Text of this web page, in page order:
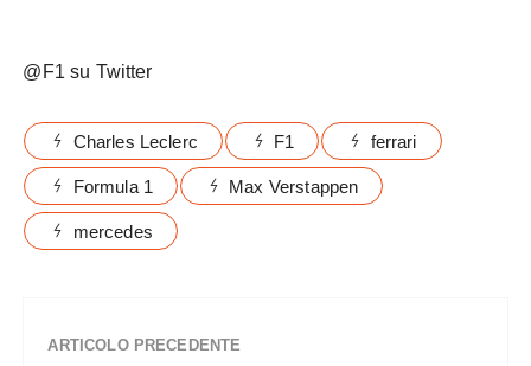
@F1 su Twitter
Charles Leclerc F1 ferrari
Formula 1 Max Verstappen
mercedes
ARTICOLO PRECEDENTE